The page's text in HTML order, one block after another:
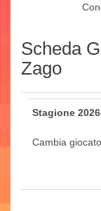
Scheda
Zago
Stagione
Cambia